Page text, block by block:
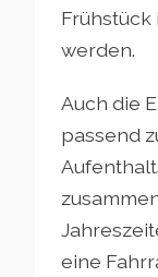
werden.
Auch die
passend
eine